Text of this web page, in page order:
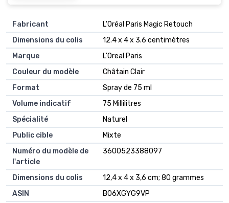
Fabricant
‎L'Oréal Paris Magic Retouch
Dimensions du colis
‎12.4 x 4 x 3.6 centimètres
Marque
‎L'Oreal Paris
Couleur du modèle
‎Châtain Clair
Format
‎Spray de 75 ml
Volume indicatif
‎75 Millilitres
Spécialité
‎Naturel
Public cible
‎Mixte
Numéro du modèle de
l'article
‎3600523388097
Dimensions du colis
‎12,4 x 4 x 3,6 cm; 80 grammes
ASIN
‎B06XGYG9VP